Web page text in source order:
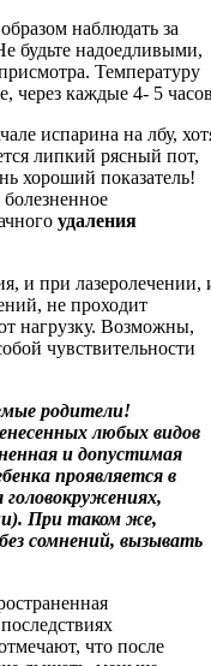
наблюдать за
будьте надоедливыми,
Температуру
через каждые 4- 5
испарина на лбу,
липкий рясный пот,
хороший показатель!
удаления
и при лазеролечении,
не проходит
нагрузку. Возможны,
чувствительности
родители!
любых видов
и допустимая
проявляется в
При таком же,
сомнений, вызывать
что после